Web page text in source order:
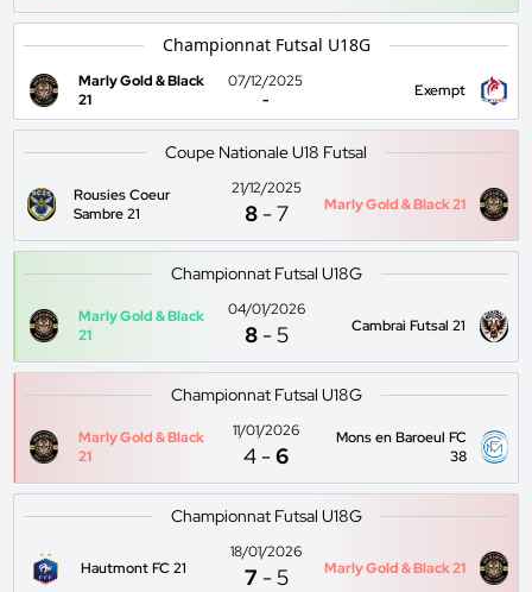
Championnat Futsal U18G
Marly Gold & Black
21
07/12/2025
-
Exempt
Coupe Nationale U18 Futsal
Rousies Coeur
Sambre 21
21/12/2025
8 -7 Marly Gold & Black 21
Championnat Futsal U18G
Marly Gold & Black
21
04/01/2026
8 - 5 Cambrai Futsal 21
Championnat Futsal U18G
Marly Gold & Black
21
11/01/2026
4 -6
Mons en Baroeul FC
38
Championnat Futsal U18G
Hautmont FC 21
18/01/2026
7 - 5 Marly Gold & Black 21